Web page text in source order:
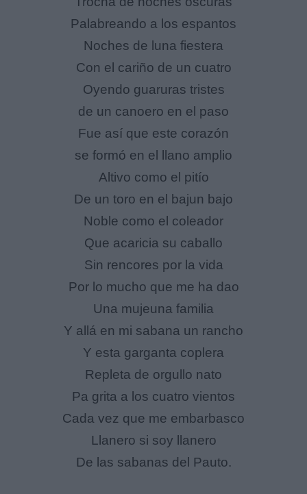
Palabreando a los espantos
Noches de luna fiestera
Con el cariño de un cuatro
Oyendo guaruras tristes
de un canoero en el paso
Fue así que este corazón
se formó en el llano amplio
Altivo como el pitío
De un toro en el bajun bajo
Noble como el coleador
Que acaricia su caballo
Sin rencores por la vida
Por lo mucho que me ha dao
Una mujeuna familia
Y allá en mi sabana un rancho
Y esta garganta coplera
Repleta de orgullo nato
Pa grita a los cuatro vientos
Cada vez que me embarbasco
Llanero si soy llanero
De las sabanas del Pauto.